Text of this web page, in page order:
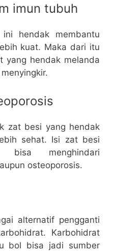
imun tubuh
hendak membantu
kuat. Maka dari itu
yang hendak melanda
zat besi yang hendak
sehat. Isi zat besi
menghindari
osteoporosis.
alternatif pengganti
Karbohidrat
bol bisa jadi sumber